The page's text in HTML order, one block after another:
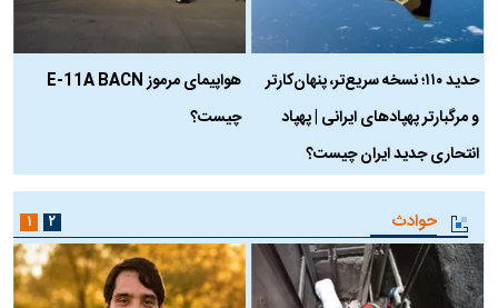
حدید ۱۱۰؛ نسخه سریع‌تر، پنهان‌کارتر
و مرگبارتر پهپادهای ایرانی | پهپاد
انتحاری جدید ایران چیست؟
هواپیمای مرموز E-11A BACN
چیست؟
حوادث ۱ ۲